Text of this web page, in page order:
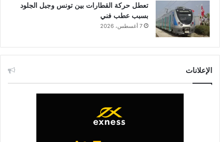
تعطل حركة القطارات بين تونس وجبل الجلود
بسبب عطب فني
7 أغسطس، 2026
الإعلانات